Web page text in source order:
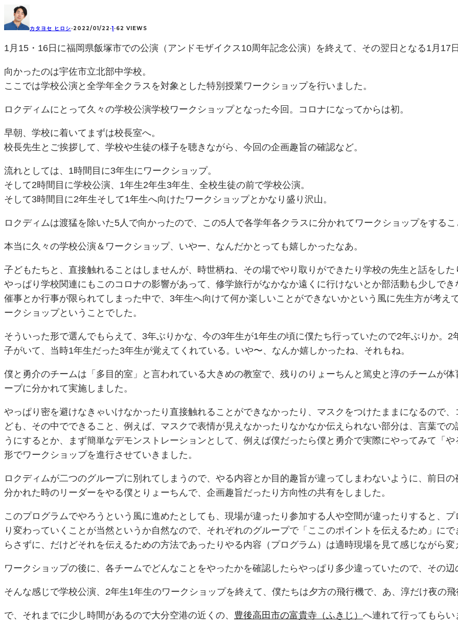
カタヨセ ヒロシ·2022/01/22 ·1·62 VIEWS
1月15・16日に福岡県飯塚市での公演（アンドモザイクス10周年記念公演）を終えて、その翌日となる1月17
向かったのは宇佐市立北部中学校。
ここでは学校公演と全学年全クラスを対象とした特別授業ワークショップを行いました。
ロクディムにとって久々の学校公演学校ワークショップとなった今回。コロナになってからは初。
早朝、学校に着いてまずは校長室へ。
校長先生とご挨拶して、学校や生徒の様子を聴きながら、今回の企画趣旨の確認など。
流れとしては、1時間目に3年生にワークショップ。
そして2時間目に学校公演、1年生2年生3年生、全校生徒の前で学校公演。
そして3時間目に2年生そして1年生へ向けたワークショップとかなり盛り沢山。
ロクディムは渡猛を除いた5人で向かったので、この5人で各学年各クラスに分かれてワークショップをする
本当に久々の学校公演＆ワークショップ、いやー、なんだかとっても嬉しかったなあ。
子どもたちと、直接触れることはしませんが、時世柄ね、その場でやり取りができたり学校の先生と話をし
やっぱり学校関連にもこのコロナの影響があって、修学旅行がなかなか遠くに行けないとか部活動も少しで
催事とか行事が限られてしまった中で、3年生へ向けて何か楽しいことができないかという風に先生方が考
ークショップということでした。
そういった形で選んでもらえて、3年ぶりかな、今の3年生が1年生の頃に僕たち行っていたので2年ぶりか。
子がいて、当時1年生だった3年生が覚えてくれている。いや〜、なんか嬉しかったね、それもね。
僕と勇介のチームは「多目的室」と言われている大きめの教室で、残りのりょーちんと篤史と淳のチームが
ープに分かれて実施しました。
やっぱり密を避けなきゃいけなかったり直接触れることができなかったり、マスクをつけたままになるので
ども、その中でできること、例えば、マスクで表情が見えなかったりなかなか伝えられない部分は、言葉で
うにするとか、まず簡単なデモンストレーションとして、例えば僕だったら僕と勇介で実際にやってみて「
形でワークショップを進行させていきました。
ロクディムが二つのグループに別れてしまうので、やる内容とか目的趣旨が違ってしまわないように、前日
分かれた時のリーダーをやる僕とりょーちんで、企画趣旨だったり方向性の共有をしました。
このプログラムでやろうという風に進めたとしても、現場が違ったり参加する人や空間が違ったりすると、
り変わっていくことが当然というか自然なので、それぞれのグループで「ここのポイントを伝えるため」に
らさずに、だけどそれを伝えるための方法であったりやる内容（プログラム）は適時現場を見て感じながら
ワークショップの後に、各チームでどんなことをやったかを確認したらやっぱり多少違っていたので、その
そんな感じで学校公演、2年生1年生のワークショップを終えて、僕たちは夕方の飛行機で、あ、淳だけ夜の
で、それまでに少し時間があるので大分空港の近くの、 豊後高田市の富貴寺（ふきじ） へ連れて行ってもらい